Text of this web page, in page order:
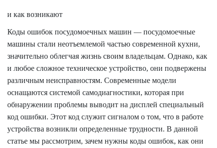
и как возникают
Коды ошибок посудомоечных машин — посудомоечные
машины стали неотъемлемой частью современной кухни,
значительно облегчая жизнь своим владельцам. Однако, как
и любое сложное техническое устройство, они подвержены
различным неисправностям. Современные модели
оснащаются системой самодиагностики, которая при
обнаружении проблемы выводит на дисплей специальный
код ошибки. Этот код служит сигналом о том, что в работе
устройства возникли определенные трудности. В данной
статье мы рассмотрим, зачем нужны коды ошибок, как они